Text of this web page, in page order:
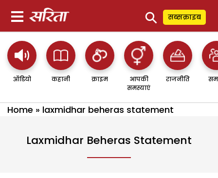
⚲ सब्सक्राइब
ऑडियो कहानी क्राइम
आपकी
समस्याएं
राजनीति
Home » laxmidhar beheras statement
Laxmidhar Beheras Statement